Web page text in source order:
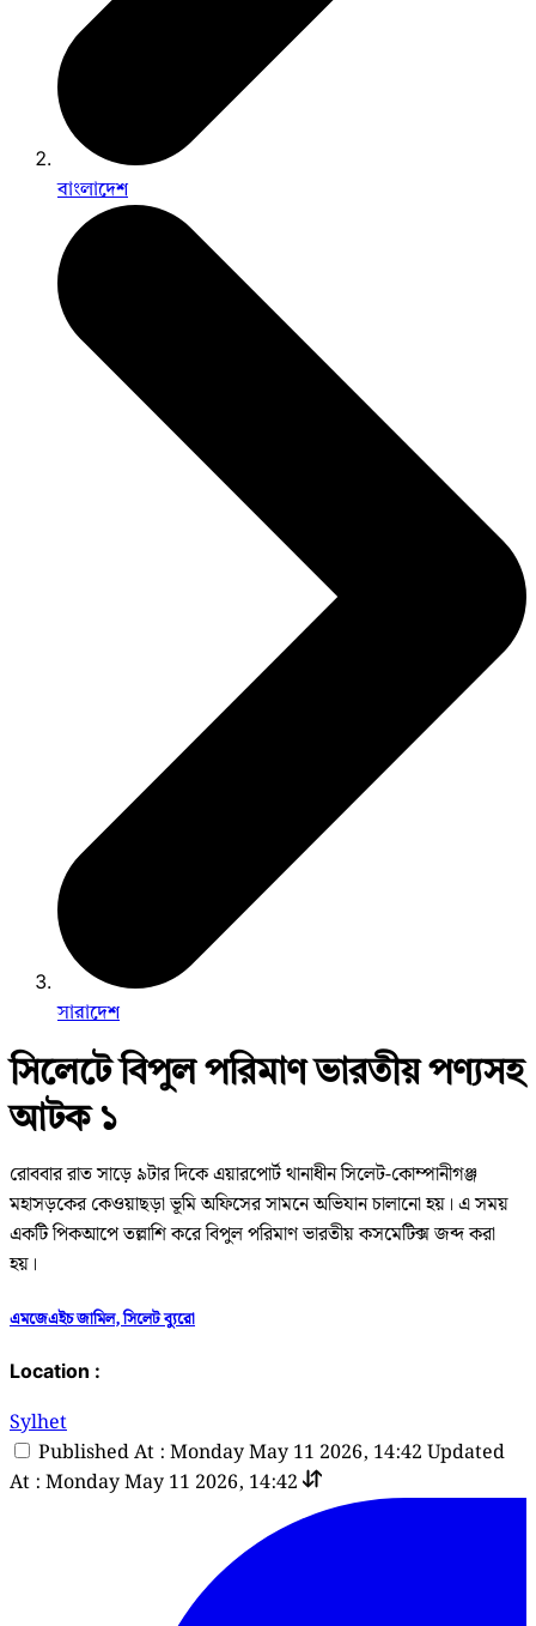
বাংলাদেশ
সারাদেশ
সিলেটে বিপুল পরিমাণ ভারতীয় পণ্যসহ
আটক ১
রোববার রাত সাড়ে ৯টার দিকে এয়ারপোর্ট থানাধীন সিলেট-কোম্পানীগঞ্জ
মহাসড়কের কেওয়াছড়া ভূমি অফিসের সামনে অভিযান চালানো হয়। এ সময়
একটি পিকআপে তল্লাশি করে বিপুল পরিমাণ ভারতীয় কসমেটিক্স জব্দ করা
হয়।
এমজেএইচ জামিল, সিলেট ব্যুরো
Location :
Sylhet
Published At : Monday May 11 2026, 14:42 Updated
At : Monday May 11 2026, 14:42